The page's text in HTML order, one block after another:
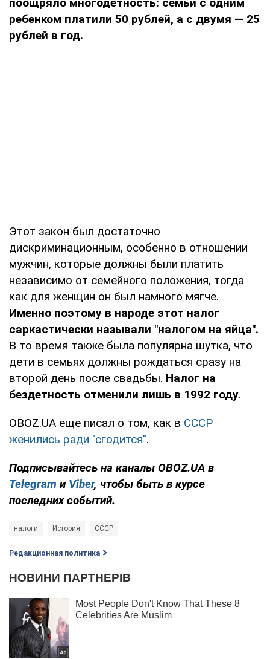
поощряло многодетность: семьи с одним
ребенком платили 50 рублей, а с двумя — 25
рублей в год.
Этот закон был достаточно
дискриминационным, особенно в отношении
мужчин, которые должны были платить
независимо от семейного положения, тогда
как для женщин он был намного мягче.
Именно поэтому в народе этот налог
саркастически называли "налогом на яйца".
В то время также была популярна шутка, что
дети в семьях должны рождаться сразу на
второй день после свадьбы. Налог на
бездетность отменили лишь в 1992 году.
OBOZ.UA еще писал о том, как в СССР
женились ради "сгодится".
Подписывайтесь на каналы OBOZ.UA в
Telegram и Viber, чтобы быть в курсе
последних событий.
налоги История СССР
Редакционная политика